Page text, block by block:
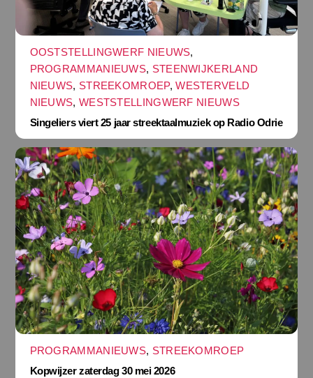
OOSTSTELLINGWERF NIEUWS,
PROGRAMMANIEUWS, STEENWIJKERLAND
NIEUWS, STREEKOMROEP,WESTERVELD
NIEUWS, WESTSTELLINGWERF NIEUWS
Singeliers viert 25 jaar streektaalmuziek op Radio Odrie
PROGRAMMANIEUWS, STREEKOMROEP
Kopwijzer zaterdag 30 mei 2026